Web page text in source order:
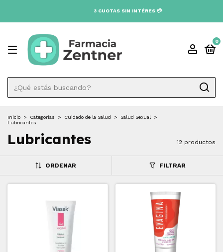
0
Inicio > Categorìas > Cuidado de la Salud > Salud Sexual
>
Lubricantes
Lubricantes 12 productos
ORDENAR FILTRAR